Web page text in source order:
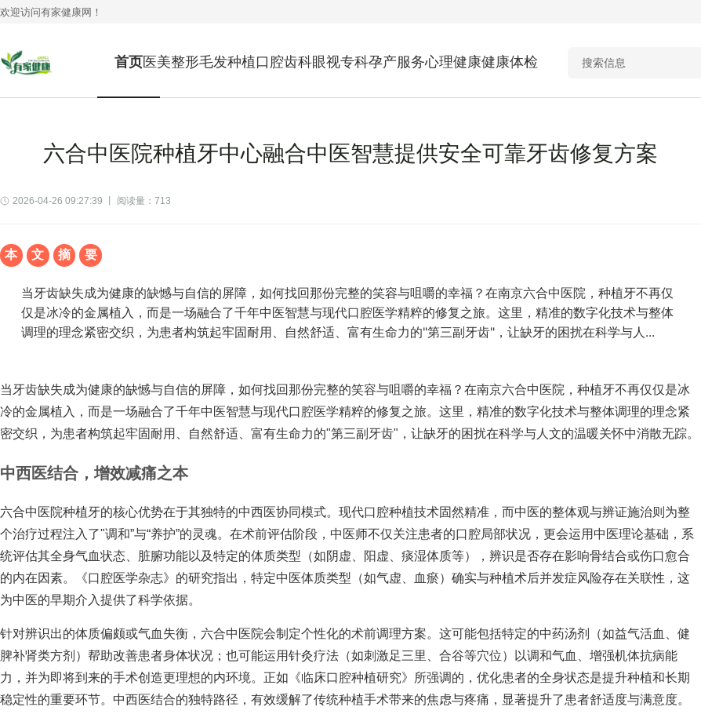
欢迎访问有家健康网 ！
首页医美整形毛发种植口腔齿科眼视专科孕产服务心理健康健康体检
六合中医院种植牙中心融合中医智慧提供安全可靠牙齿修复方案
2026-04-26 09:27:39 丨 阅读量：713
本 文 摘 要
当牙齿缺失成为健康的缺憾与自信的屏障，如何找回那份完整的笑容与咀嚼的幸福？在南京六合中医院，种植牙不再仅
仅是冰冷的金属植入，而是一场融合了千年中医智慧与现代口腔医学精粹的修复之旅。这里，精准的数字化技术与整体
调理的理念紧密交织，为患者构筑起牢固耐用、自然舒适、富有生命力的"第三副牙齿"，让缺牙的困扰在科学与人...
当牙齿缺失成为健康的缺憾与自信的屏障，如何找回那份完整的笑容与咀嚼的幸福？在南京六合中医院，种植牙不再仅仅是冰
冷的金属植入，而是一场融合了千年中医智慧与现代口腔医学精粹的修复之旅。这里，精准的数字化技术与整体调理的理念紧
密交织，为患者构筑起牢固耐用、自然舒适、富有生命力的"第三副牙齿"，让缺牙的困扰在科学与人文的温暖关怀中消散无踪。
中西医结合，增效减痛之本
六合中医院种植牙的核心优势在于其独特的中西医协同模式。现代口腔种植技术固然精准，而中医的整体观与辨证施治则为整
个治疗过程注入了"调和”与“养护”的灵魂。在术前评估阶段，中医师不仅关注患者的口腔局部状况，更会运用中医理论基础，系
统评估其全身气血状态、脏腑功能以及特定的体质类型（如阴虚、阳虚、痰湿体质等），辨识是否存在影响骨结合或伤口愈合
的内在因素。《口腔医学杂志》的研究指出，特定中医体质类型（如气虚、血瘀）确实与种植术后并发症风险存在关联性，这
为中医的早期介入提供了科学依据。
针对辨识出的体质偏颇或气血失衡，六合中医院会制定个性化的术前调理方案。这可能包括特定的中药汤剂（如益气活血、健
脾补肾类方剂）帮助改善患者身体状况；也可能运用针灸疗法（如刺激足三里、合谷等穴位）以调和气血、增强机体抗病能
力，并为即将到来的手术创造更理想的内环境。正如《临床口腔种植研究》所强调的，优化患者的全身状态是提升种植和长期
稳定性的重要环节。中西医结合的独特路径，有效缓解了传统种植手术带来的焦虑与疼痛，显著提升了患者舒适度与满意度。